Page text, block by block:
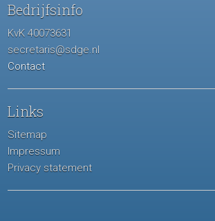
Bedrijfsinfo
KvK 40073631
secretaris@sdge.nl
Contact
Links
Sitemap
Impressum
Privacy statement